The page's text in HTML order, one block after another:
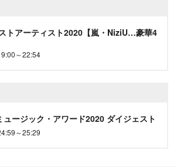
トアーティスト2020【嵐・NiziU…豪華4
～22:54
ュージック・アワード2020 ダイジェスト
～25:29